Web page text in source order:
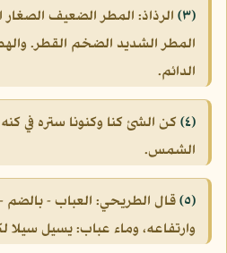
(٣)
الرذاذ: المطر الضعيف الصغار
المطر الشديد الضخم القطر.
الدائم.
(٤)
كن الشئ كنا وكنونا ستره في
الشمس.
(٥)
قال الطريحي: العباب - بالضم
وارتفاعه، وماء عباب: يسيل سيلا